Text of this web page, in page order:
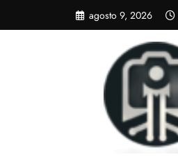
o
agosto 9, 2026